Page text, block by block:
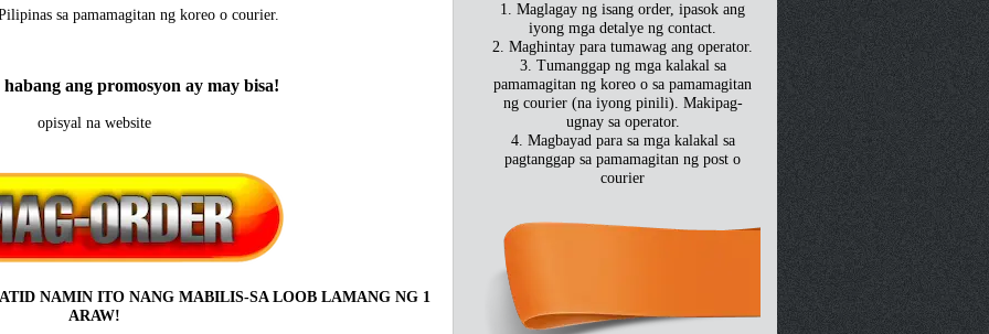
sa pamamagitan ng koreo o courier.
ang promosyon ay may bisa!
opisyal na website
NAMIN ITO NANG MABILIS-SA LOOB LAMANG NG 1
ARAW!
1. Maglagay ng isang order, ipasok ang
iyong mga detalye ng contact.
2. Maghintay para tumawag ang operator.
3. Tumanggap ng mga kalakal sa
pamamagitan ng koreo o sa pamamagitan
ng courier (na iyong pinili). Makipag-
ugnay sa operator.
4. Magbayad para sa mga kalakal sa
pagtanggap sa pamamagitan ng post o
courier